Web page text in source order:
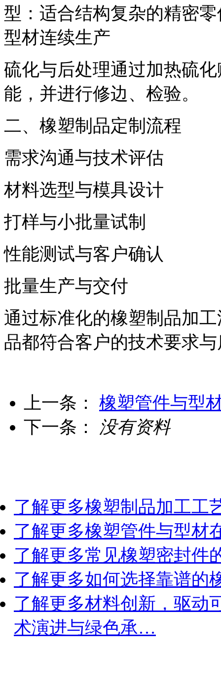
型：适合结构复杂的精密
型材连续生产
硫化与后处理通过加热硫
能，并进行修边、检验。
二、橡塑制品定制流程
需求沟通与技术评估
材料选型与模具设计
打样与小批量试制
性能测试与客户确认
批量生产与交付
通过标准化的橡塑制品加
品都符合客户的技术要求
上一条：
橡塑管件与型
下一条：
没有资料
了解更多橡塑制品加工工
了解更多橡塑管件与型材
了解更多常见橡塑密封件
了解更多如何选择靠谱的
了解更多材料创新，驱动
术演进与绿色承…